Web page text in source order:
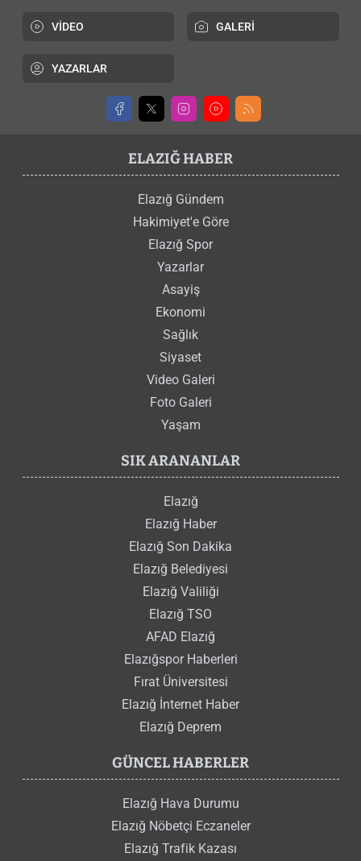
VİDEO GALERİ
YAZARLAR
ELAZIĞ HABER
Elazığ Gündem
Hakimiyet'e Göre
Elazığ Spor
Yazarlar
Asayiş
Ekonomi
Sağlık
Siyaset
Video Galeri
Foto Galeri
Yaşam
SIK ARANANLAR
Elazığ
Elazığ Haber
Elazığ Son Dakika
Elazığ Belediyesi
Elazığ Valiliği
Elazığ TSO
AFAD Elazığ
Elazığspor Haberleri
Fırat Üniversitesi
Elazığ İnternet Haber
Elazığ Deprem
GÜNCEL HABERLER
Elazığ Hava Durumu
Elazığ Nöbetçi Eczaneler
Elazığ Trafik Kazası